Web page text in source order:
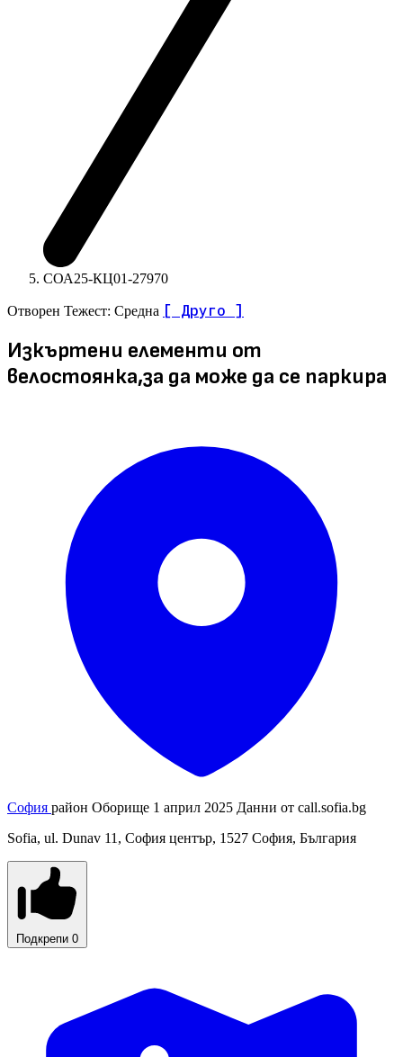
СОА25-КЦ01-27970
Отворен Тежест: Средна [ Друго ]
Изкъртени елементи от
велостоянка,за да може да се паркира
София район Оборище 1 април 2025 Данни от call.sofia.bg
Sofia, ul. Dunav 11, София център, 1527 София, България
Подкрепи 0